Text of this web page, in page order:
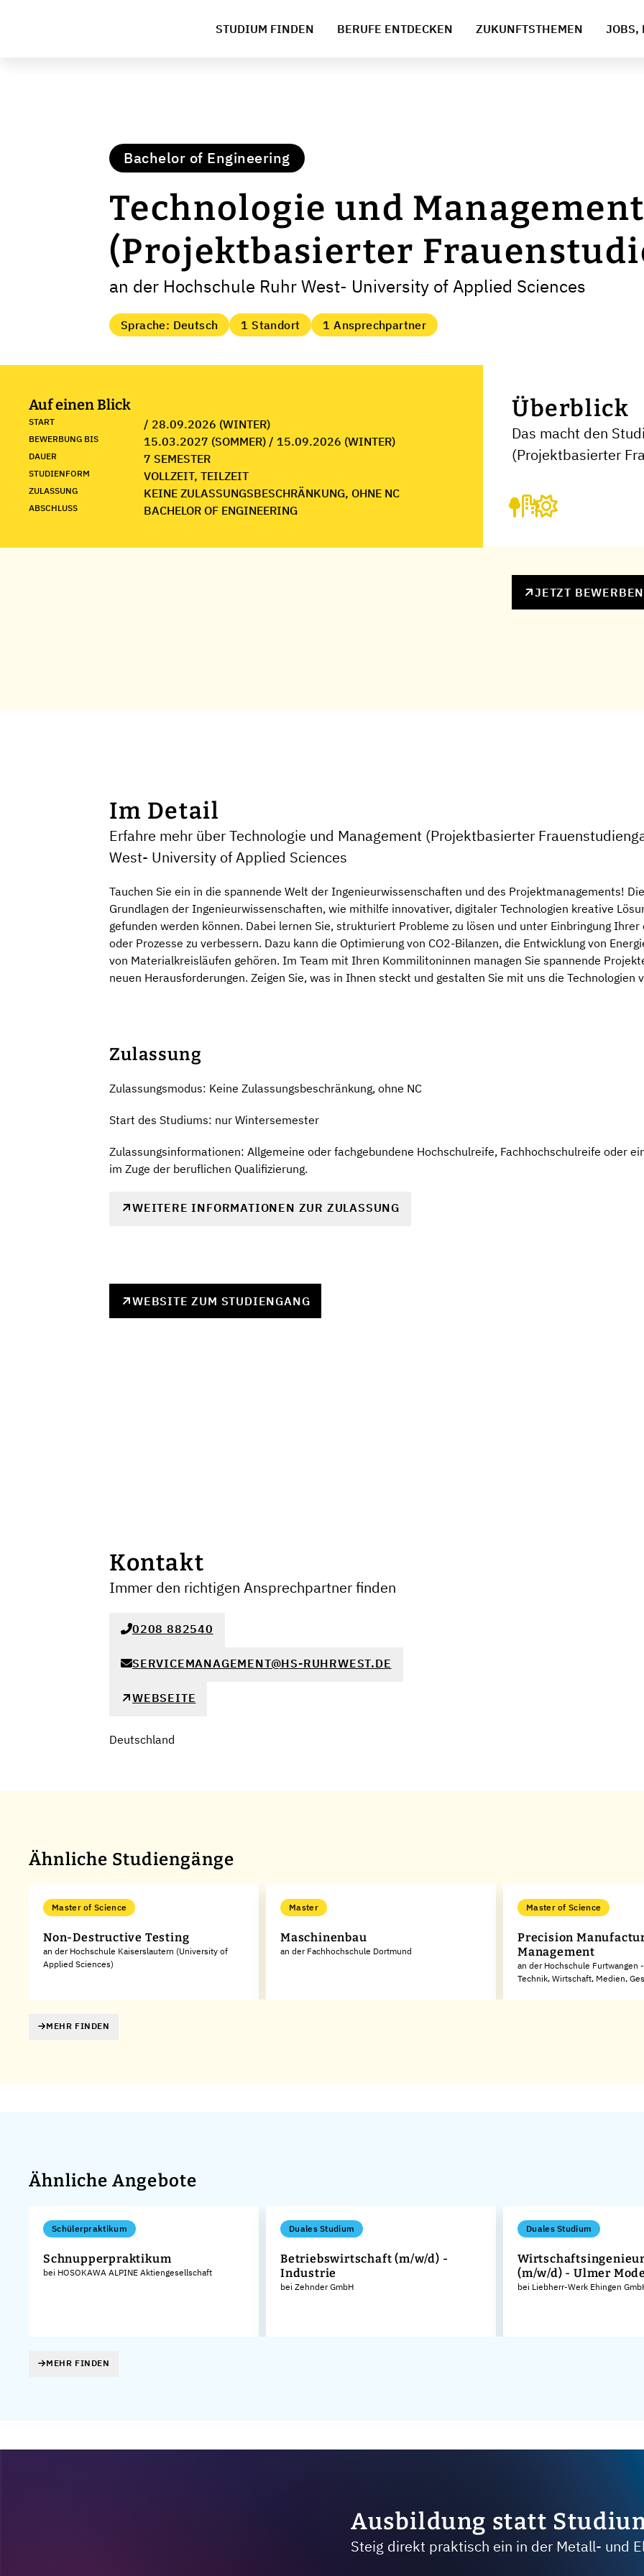
STUDIUM FINDEN BERUFE ENTDECKEN ZUKUNFTSTHEMEN JOBS,
Bachelor of Engineering
Technologie und Management
(Projektbasierter
an der Hochschule Ruhr West- University of Applied Sciences
Sprache: Deutsch 1 Standort 1 Ansprechpartner
Auf einen Blick
START / 28.09.2026 (WINTER)
BEWERBUNG BIS 15.03.2027 (SOMMER) / 15.09.2026 (WINTER)
DAUER 7 SEMESTER
STUDIENFORM VOLLZEIT, TEILZEIT
ZULASSUNG KEINE ZULASSUNGSBESCHRÄNKUNG, OHNE NC
ABSCHLUSS BACHELOR OF ENGINEERING
Überblick
Das macht den
(Projektbasierter
JETZT BEWERBEN
Im Detail
Erfahre mehr über Technologie und Management (Projektbasierter
West- University of Applied Sciences
Tauchen Sie ein in die spannende Welt der Ingenieurwissenschaften und des Projektmanagements!
Grundlagen der Ingenieurwissenschaften, wie mithilfe innovativer, digitaler Technologien kreative
gefunden werden können. Dabei lernen Sie, strukturiert Probleme zu lösen und unter Einbringung
oder Prozesse zu verbessern. Dazu kann die Optimierung von CO2-Bilanzen, die Entwicklung von
von Materialkreisläufen gehören. Im Team mit Ihren Kommilitoninnen managen Sie spannende
neuen Herausforderungen. Zeigen Sie, was in Ihnen steckt und gestalten Sie mit uns die Technologien
Zulassung
Zulassungsmodus: Keine Zulassungsbeschränkung, ohne NC
Start des Studiums: nur Wintersemester
Zulassungsinformationen: Allgemeine oder fachgebundene Hochschulreife, Fachhochschulreife oder
im Zuge der beruflichen Qualifizierung.
WEITERE INFORMATIONEN ZUR ZULASSUNG
WEBSITE ZUM STUDIENGANG
Kontakt
Immer den richtigen Ansprechpartner finden
0208 882540
SERVICEMANAGEMENT@HS-RUHRWEST.DE
WEBSEITE
Deutschland
Ähnliche Studiengänge
Master of Science
Non-Destructive Testing
an der Hochschule Kaiserslautern (University of
Applied Sciences)
Master
Maschinenbau
an der Fachhochschule Dortmund
Master of Science
Precision
Management
an der Hochschule Furtwangen
Technik, Wirtschaft, Medien,
MEHR FINDEN
Ähnliche Angebote
Schülerpraktikum
Schnupperpraktikum
bei HOSOKAWA ALPINE Aktiengesellschaft
Duales Studium
Betriebswirtschaft (m/w/d) -
Industrie
bei Zehnder GmbH
Duales Studium
(m/w/d) - Ulmer
bei Liebherr-Werk Ehingen
MEHR FINDEN
Ausbildung statt
Steig direkt praktisch ein in der Metall- und